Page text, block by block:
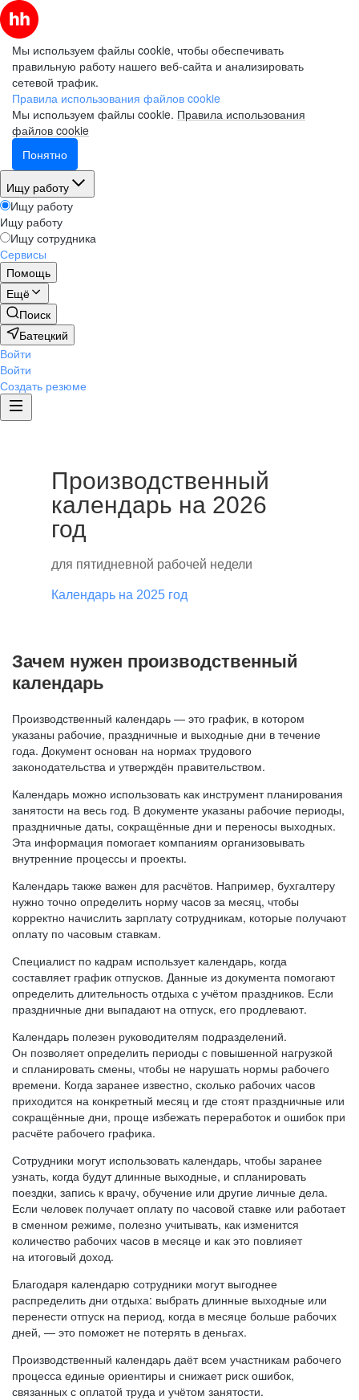
Мы используем файлы cookie, чтобы обеспечивать
правильную работу нашего веб-сайта и анализировать
сетевой трафик.
Правила использования файлов cookie
Мы используем файлы cookie. Правила использования
файлов cookie
Понятно
Ищу работу
Ищу работу
Ищу работу
Ищу сотрудника
Сервисы
Помощь
Ещё
Поиск
Батецкий
Войти
Войти
Создать резюме
Производственный
календарь на 2026
год
для пятидневной рабочей недели
Календарь на 2025 год
Зачем нужен производственный
календарь
Производственный календарь — это график, в котором
указаны рабочие, праздничные и выходные дни в течение
года. Документ основан на нормах трудового
законодательства и утверждён правительством.
Календарь можно использовать как инструмент планирования
занятости на весь год. В документе указаны рабочие периоды,
праздничные даты, сокращённые дни и переносы выходных.
Эта информация помогает компаниям организовывать
внутренние процессы и проекты.
Календарь также важен для расчётов. Например, бухгалтеру
нужно точно определить норму часов за месяц, чтобы
корректно начислить зарплату сотрудникам, которые получают
оплату по часовым ставкам.
Специалист по кадрам использует календарь, когда
составляет график отпусков. Данные из документа помогают
определить длительность отдыха с учётом праздников. Если
праздничные дни выпадают на отпуск, его продлевают.
Календарь полезен руководителям подразделений.
Он позволяет определить периоды с повышенной нагрузкой
и спланировать смены, чтобы не нарушать нормы рабочего
времени. Когда заранее известно, сколько рабочих часов
приходится на конкретный месяц и где стоят праздничные или
сокращённые дни, проще избежать переработок и ошибок при
расчёте рабочего графика.
Сотрудники могут использовать календарь, чтобы заранее
узнать, когда будут длинные выходные, и спланировать
поездки, запись к врачу, обучение или другие личные дела.
Если человек получает оплату по часовой ставке или работает
в сменном режиме, полезно учитывать, как изменится
количество рабочих часов в месяце и как это повлияет
на итоговый доход.
Благодаря календарю сотрудники могут выгоднее
распределить дни отдыха: выбрать длинные выходные или
перенести отпуск на период, когда в месяце больше рабочих
дней, — это поможет не потерять в деньгах.
Производственный календарь даёт всем участникам рабочего
процесса единые ориентиры и снижает риск ошибок,
связанных с оплатой труда и учётом занятости.